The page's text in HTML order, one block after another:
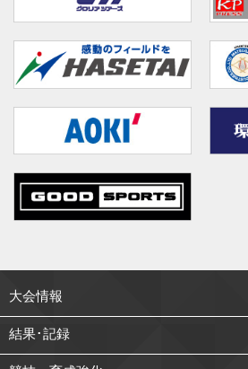
大会情報
結果･記録